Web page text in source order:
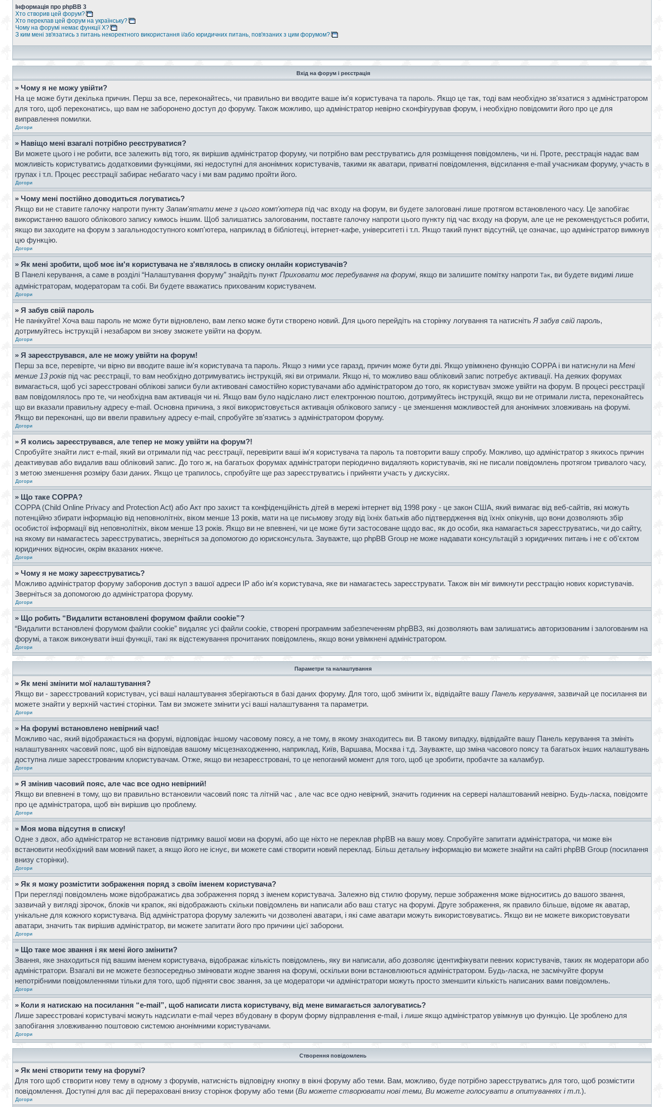
Інформація про phpBB 3
Хто створив цей форум?
Хто переклав цей форум на українську?
Чому на форумі немає функції X?
З ким мені зв'язатись з питань некоректного використання і/або юридичних питань, пов'язаних з цим форумом?
Вхід на форум і реєстрація
» Чому я не можу увійти?
На це може бути декілька причин. Перш за все, переконайтесь, чи правильно ви вводите ваше ім'я користувача та пароль. Якщо це так, тоді вам необхідно зв'язатися з адміністратором
для того, щоб переконатись, що вам не заборонено доступ до форуму. Також можливо, що адміністратор невірно сконфігурував форум, і необхідно повідомити його про це для
виправлення помилки.
Догори
» Навіщо мені взагалі потрібно реєструватися?
Ви можете цього і не робити, все залежить від того, як вирішив адміністратор форуму, чи потрібно вам реєструватись для розміщення повідомлень, чи ні. Проте, реєстрація надає вам
можливість користуватись додатковими функціями, які недоступні для анонімних користувачів, такими як аватари, приватні повідомлення, відсилання e-mail учасникам форуму, участь в
групах і т.п. Процес реєстрації забирає небагато часу і ми вам радимо пройти його.
Догори
» Чому мені постійно доводиться логуватись?
Якщо ви не ставите галочку напроти пункту Запам'ятати мене з цього комп'ютера під час входу на форум, ви будете залоговані лише протягом встановленого часу. Це запобігає
використанню вашого облікового запису кимось іншим. Щоб залишатись залогованим, поставте галочку напроти цього пункту під час входу на форум, але це не рекомендується робити,
якщо ви заходите на форум з загальнодоступного комп'ютера, наприклад в бібліотеці, інтернет-кафе, університеті і т.п. Якщо такий пункт відсутній, це означає, що адміністратор вимкнув
цю функцію.
Догори
» Як мені зробити, щоб моє ім'я користувача не з'являлось в списку онлайн користувачів?
В Панелі керування, а саме в розділі “Налаштування форуму” знайдіть пункт Приховати моє перебування на форумі, якщо ви залишите помітку напроти Так, ви будете видимі лише
адміністраторам, модераторам та собі. Ви будете вважатись прихованим користувачем.
Догори
» Я забув свій пароль
Не панікуйте! Хоча ваш пароль не може бути відновлено, вам легко може бути створено новий. Для цього перейдіть на сторінку логування та натисніть Я забув свій пароль,
дотримуйтесь інструкцій і незабаром ви знову зможете увійти на форум.
Догори
» Я зареєструвався, але не можу увійти на форум!
Перш за все, перевірте, чи вірно ви вводите ваше ім'я користувача та пароль. Якщо з ними усе гаразд, причин може бути дві. Якщо увімкнено функцію COPPA і ви натиснули на Мені
менше 13 років під час реєстрації, то вам необхідно дотримуватись інструкцій, які ви отримали. Якщо ні, то можливо ваш обліковий запис потребує активації. На деяких форумах
вимагається, щоб усі зареєстровані облікові записи були активовані самостійно користувачами або адміністратором до того, як користувач зможе увійти на форум. В процесі реєстрації
вам повідомлялось про те, чи необхідна вам активація чи ні. Якщо вам було надіслано лист електронною поштою, дотримуйтесь інструкцій, якщо ви не отримали листа, переконайтесь
що ви вказали правильну адресу e-mail. Основна причина, з якої використовується активація облікового запису - це зменшення можливостей для анонімних зловживань на форумі.
Якщо ви переконані, що ви ввели правильну адресу e-mail, спробуйте зв'язатись з адміністратором форуму.
Догори
» Я колись зареєструвався, але тепер не можу увійти на форум?!
Спробуйте знайти лист e-mail, який ви отримали під час реєстрації, перевірити ваші ім'я користувача та пароль та повторити вашу спробу. Можливо, що адміністратор з якихось причин
деактивував або видалив ваш обліковий запис. До того ж, на багатьох форумах адміністратори періодично видаляють користувачів, які не писали повідомлень протягом тривалого часу,
з метою зменшення розміру бази даних. Якщо це трапилось, спробуйте ще раз зареєструватись і прийняти участь у дискусіях.
Догори
» Що таке COPPA?
COPPA (Child Online Privacy and Protection Act) або Акт про захист та конфіденційність дітей в мережі інтернет від 1998 року - це закон США, який вимагає від веб-сайтів, які можуть
потенційно збирати інформацію від неповнолітніх, віком менше 13 років, мати на це письмову згоду від їхніх батьків або підтвердження від їхніх опікунів, що вони дозволяють збір
особистої інформації від неповнолітніх, віком менше 13 років. Якщо ви не впевнені, чи це може бути застосоване щодо вас, як до особи, яка намагається зареєструватись, чи до сайту,
на якому ви намагаєтесь зареєструватись, зверніться за допомогою до юрисконсульта. Зауважте, що phpBB Group не може надавати консультацій з юридичних питань і не є об'єктом
юридичних відносин, окрім вказаних нижче.
Догори
» Чому я не можу зареєструватись?
Можливо адміністратор форуму заборонив доступ з вашої адреси IP або ім'я користувача, яке ви намагаєтесь зареєструвати. Також він міг вимкнути реєстрацію нових користувачів.
Зверніться за допомогою до адміністратора форуму.
Догори
» Що робить “Видалити встановлені форумом файли cookie”?
“Видалити встановлені форумом файли cookie” видаляє усі файли cookie, створені програмним забезпеченням phpBB3, які дозволяють вам залишатись авторизованим і залогованим на
форумі, а також виконувати інші функції, такі як відстежування прочитаних повідомлень, якщо вони увімкнені адміністратором.
Догори
Параметри та налаштування
» Як мені змінити мої налаштування?
Якщо ви - зареєстрований користувач, усі ваші налаштування зберігаються в базі даних форуму. Для того, щоб змінити їх, відвідайте вашу Панель керування, зазвичай це посилання ви
можете знайти у верхній частині сторінки. Там ви зможете змінити усі ваші налаштування та параметри.
Догори
» На форумі встановлено невірний час!
Можливо час, який відображається на форумі, відповідає іншому часовому поясу, а не тому, в якому знаходитесь ви. В такому випадку, відвідайте вашу Панель керування та змініть
налаштуваннях часовий пояс, щоб він відповідав вашому місцезнаходженню, наприклад, Київ, Варшава, Москва і т.д. Зауважте, що зміна часового поясу та багатьох інших налаштувань
доступна лише зареєстрованим клористувачам. Отже, якщо ви незареєстровані, то це непоганий момент для того, щоб це зробити, пробачте за каламбур.
Догори
» Я змінив часовий пояс, але час все одно невірний!
Якщо ви впевнені в тому, що ви правильно встановили часовий пояс та літній час , але час все одно невірний, значить годинник на сервері налаштований невірно. Будь-ласка, повідомте
про це адміністратора, щоб він вирішив цю проблему.
Догори
» Моя мова відсутня в списку!
Одне з двох, або адміністратор не встановив підтримку вашої мови на форумі, або ще ніхто не переклав phpBB на вашу мову. Спробуйте запитати адміністратора, чи може він
встановити необхідний вам мовний пакет, а якщо його не існує, ви можете самі створити новий переклад. Більш детальну інформацію ви можете знайти на сайті phpBB Group (посилання
внизу сторінки).
Догори
» Як я можу розмістити зображення поряд з своїм іменем користувача?
При перегляді повідомлень може відображатись два зображення поряд з іменем користувача. Залежно від стилю форуму, перше зображення може відноситись до вашого звання,
зазвичай у вигляді зірочок, блоків чи крапок, які відображають скільки повідомлень ви написали або ваш статус на форумі. Друге зображення, як правило більше, відоме як аватар,
унікальне для кожного користувача. Від адміністратора форуму залежить чи дозволені аватари, і які саме аватари можуть використовуватись. Якщо ви не можете використовувати
аватари, значить так вирішив адміністратор, ви можете запитати його про причини цієї заборони.
Догори
» Що таке моє звання і як мені його змінити?
Звання, яке знаходиться під вашим іменем користувача, відображає кількість повідомлень, яку ви написали, або дозволяє ідентифікувати певних користувачів, таких як модератори або
адміністратори. Взагалі ви не можете безпосередньо змінювати жодне звання на форумі, оскільки вони встановлюються адміністратором. Будь-ласка, не засмічуйте форум
непотрібними повідомленнями тільки для того, щоб підняти своє звання, за це модератори чи адміністратори можуть просто зменшити кількість написаних вами повідомлень.
Догори
» Коли я натискаю на посилання “e-mail”, щоб написати листа користувачу, від мене вимагається залогуватись?
Лише зареєстровані користувачі можуть надсилати e-mail через вбудовану в форум форму відправлення e-mail, і лише якщо адміністратор увімкнув цю функцію. Це зроблено для
запобігання зловживанню поштовою системою анонімними користувачами.
Догори
Створення повідомлень
» Як мені створити тему на форумі?
Для того щоб створити нову тему в одному з форумів, натисність відповідну кнопку в вікні форуму або теми. Вам, можливо, буде потрібно зареєструватись для того, щоб розмістити
повідомлення. Доступні для вас дії перераховані внизу сторінок форуму або теми (Ви можете створювати нові теми, Ви можете голосувати в опитуваннях і т.п.).
Догори